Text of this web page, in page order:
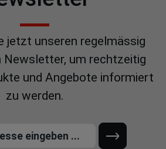
jetzt unseren regelmässig
Newsletter, um rechtzeitig
und Angebote informiert
zu werden.